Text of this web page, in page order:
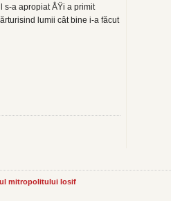
s-a apropiat ÅŸi a primit
lumii cât bine i-a făcut
mitropolitului Iosif